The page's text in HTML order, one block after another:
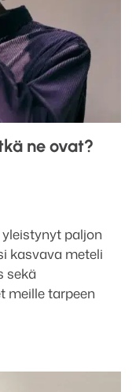
ne ovat?
paljon
kasvava meteli
sekä
meille tarpeen